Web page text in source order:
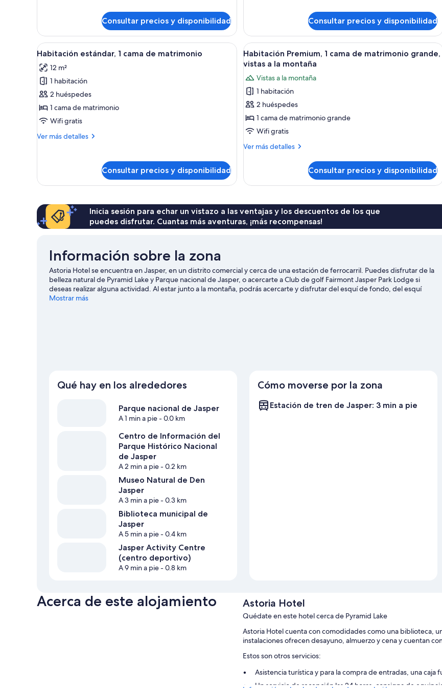
vistas
montaña
Premium,
camas
vistas
la
montaña
Consultar precios y disponibilidad
individuales
con
camas
individuales,
2
camas
Consultar precios y disponibilidad
Abrir
todas
las
fotos
de
Habitación
estándar,
cama
Un dormitorio con cama, mesita de noche, espejo, tocador con lavabo y ventana con persianas.
2
Habitación estándar, 1 cama de matrimonio
12 m²
1 habitación
2 huéspedes
1 cama de matrimonio
Wifi gratis
Ver más detalles
Más
1
matrimonio
Consultar precios y disponibilidad
Abrir
todas
fotos
de
Habitación
Premium,
1
cama
grande,
vistas
la
montaña
Un dormitorio con una cama
1
Habitación Premium, 1 cama de matrimonio grande,
vistas a la montaña
Vistas a la montaña
1 habitación
2 huéspedes
1 cama de matrimonio grande
Wifi gratis
Ver más detalles
Más
Premium,
de
matrimonio
grande,
Consultar precios y disponibilidad
Inicia sesión para echar un vistazo a las ventajas y los descuentos de los que
puedes disfrutar. Cuantas más aventuras, ¡más recompensas!
Información sobre la zona
Astoria Hotel se encuentra en Jasper, en un distrito comercial y cerca de una estación de ferrocarril. Puedes disfrutar de la
belleza natural de Pyramid Lake y Parque nacional de Jasper, o acercarte a Club de golf Fairmont Jasper Park Lodge si
deseas realizar alguna actividad. Al estar junto a la montaña, podrás acercarte y disfrutar del esquí de fondo, del esquí
alpino y del snowboard. También podrás realizar otras actividades al aire libre, como las rutas con raquetas de nieve.
Mostrar más
Qué hay en los alrededores
Parque nacional de Jasper
A 1 min a pie- 0.0 km
Centro de Información del
Parque Histórico Nacional
de Jasper
A 2 min a pie- 0.2 km
Museo Natural de Den
Jasper
A 3 min a pie- 0.3 km
Biblioteca municipal de
Jasper
A 5 min a pie- 0.4 km
Jasper Activity Centre
(centro deportivo)
A 9 min a pie- 0.8 km
Cómo moverse por la zona
Estación de tren de Jasper: 3 min a pie
Acerca de este alojamiento Astoria Hotel
Quédate en este hotel cerca de Pyramid Lake
Astoria Hotel cuenta con comodidades como una biblioteca,
instalaciones ofrecen desayuno, almuerzo y cena y cuentan
Estos son otros servicios:
Asistencia turística y para la compra de entradas, una caja
Un servicio de recepción las 24 horas, consigna de